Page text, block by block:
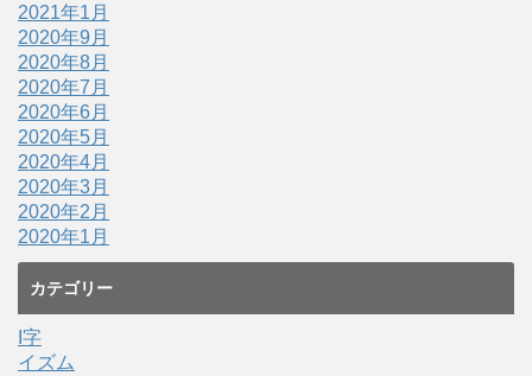
2021年1月
2020年9月
2020年8月
2020年7月
2020年6月
2020年5月
2020年4月
2020年3月
2020年2月
2020年1月
カテゴリー
I字
イズム